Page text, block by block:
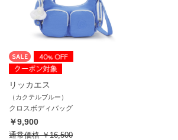
リッカエス
（カクテルブルー）
クロスボディバッグ
￥9,900
通常価格￥16,500